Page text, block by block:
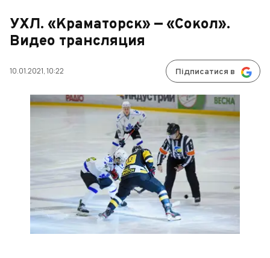
УХЛ. «Краматорск» — «Сокол».
Видео трансляция
10.01.2021, 10:22 Підписатися в